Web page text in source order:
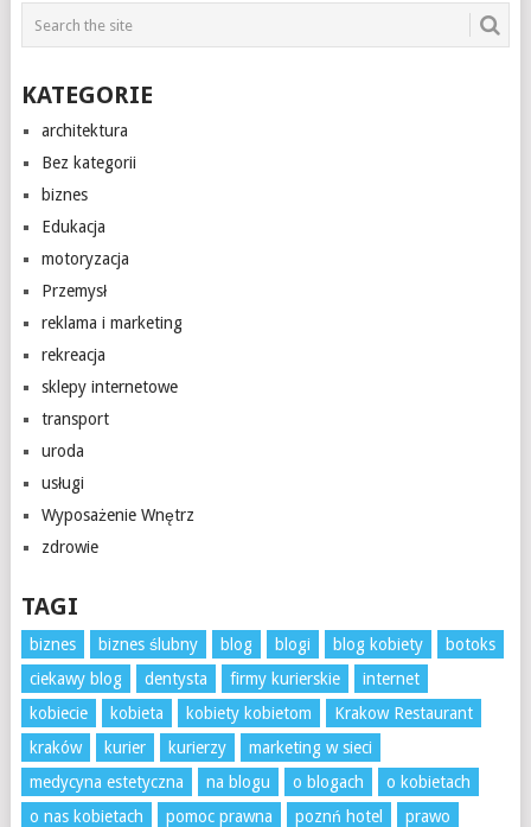
KATEGORIE
architektura
Bez kategorii
biznes
Edukacja
motoryzacja
Przemysł
reklama i marketing
rekreacja
sklepy internetowe
transport
uroda
usługi
Wyposażenie Wnętrz
zdrowie
TAGI
biznes biznes ślubny blog blogi blog kobiety
botoks
ciekawy blog
dentysta firmy kurierskie
internet
kobiecie
kobieta kobiety kobietom
Krakow Restaurant
kraków
kurier kurierzy
marketing w sieci
medycyna estetyczna
na blogu o blogach
o kobietach
o nas kobietach
pomoc prawna poznń hotel
prawo